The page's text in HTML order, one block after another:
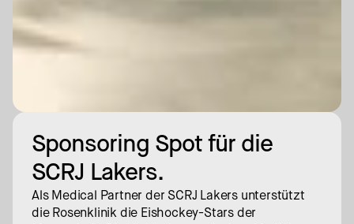
Sponsoring Spot für die
SCRJ Lakers.
Als Medical Partner der SCRJ Lakers unterstützt
die Rosenklinik die Eishockey-Stars der